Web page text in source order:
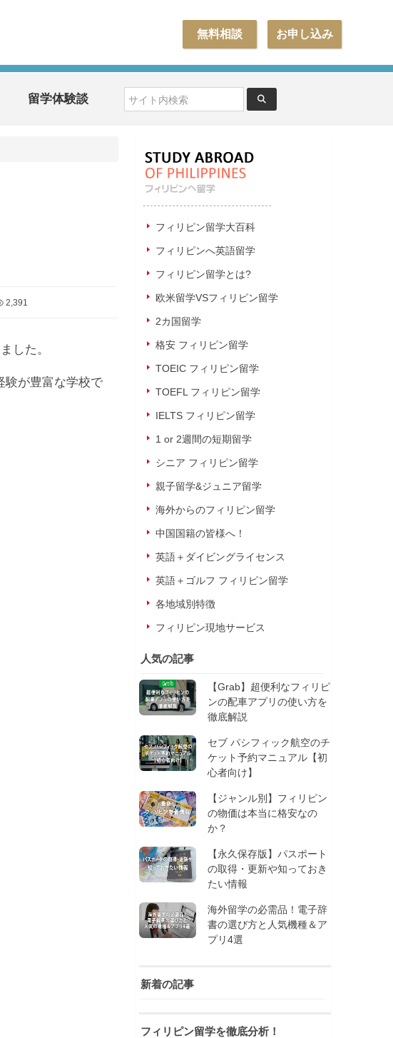
お申し込み
無料相談
留学体験談
2,391
した。
験が豊富な学校で
フィリピン留学大百科
フィリピンへ英語留学
フィリピン留学とは?
欧米留学VSフィリピン留学
2カ国留学
格安 フィリピン留学
TOEIC フィリピン留学
TOEFL フィリピン留学
IELTS フィリピン留学
1 or 2週間の短期留学
シニア フィリピン留学
親子留学&ジュニア留学
海外からのフィリピン留学
中国国籍の皆様へ！
英語＋ダイビングライセンス
英語＋ゴルフ フィリピン留学
各地域別特徴
フィリピン現地サービス
人気の記事
【Grab】超便利なフィリピ
ンの配車アプリの使い方を
徹底解説
セブ パシフィック航空のチ
ケット予約マニュアル【初
心者向け】
【ジャンル別】フィリピン
の物価は本当に格安なの
か？
【永久保存版】パスポート
の取得・更新や知っておき
たい情報
海外留学の必需品！電子辞
書の選び方と人気機種＆ア
プリ4選
新着の記事
フィリピン留学を徹底分析！